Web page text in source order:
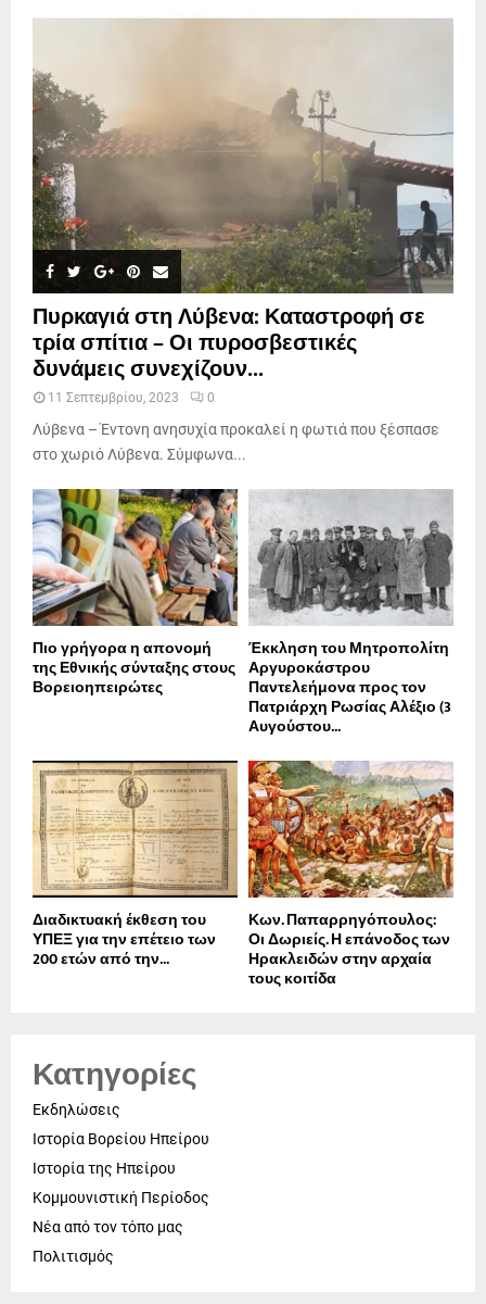
Πυρκαγιά στη Λύβενα: Καταστροφή σε
τρία σπίτια – Οι πυροσβεστικές
δυνάμεις συνεχίζουν...
11 Σεπτεμβρίου, 2023 0
Λύβενα – Έντονη ανησυχία προκαλεί η φωτιά που ξέσπασε
στο χωριό Λύβενα. Σύμφωνα...
Πιο γρήγορα η απονοµή
της Εθνικής σύνταξης στους
Βορειοηπειρώτες
Έκκληση του Μητροπολίτη
Αργυροκάστρου
Παντελεήμονα προς τον
Πατριάρχη Ρωσίας Αλέξιο (3
Αυγούστου...
Διαδικτυακή έκθεση του
ΥΠΕΞ για την επέτειο των
200 ετών από την...
Κων. Παπαρρηγόπουλος:
Οι Δωριείς. Η επάνοδος των
Ηρακλειδών στην αρχαία
τους κοιτίδα
Κατηγορίες
Εκδηλώσεις
Ιστορία Βορείου Ηπείρου
Ιστορία της Ηπείρου
Κομμουνιστική Περίοδος
Νέα από τον τόπο μας
Πολιτισμός